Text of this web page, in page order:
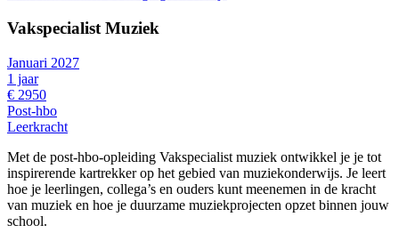
Vakspecialist Muziek
Januari 2027
1 jaar
€ 2950
Post-hbo
Leerkracht
Met de post-hbo-opleiding Vakspecialist muziek ontwikkel je je tot
inspirerende kartrekker op het gebied van muziekonderwijs. Je leert
hoe je leerlingen, collega’s en ouders kunt meenemen in de kracht
van muziek en hoe je duurzame muziekprojecten opzet binnen jouw
school.